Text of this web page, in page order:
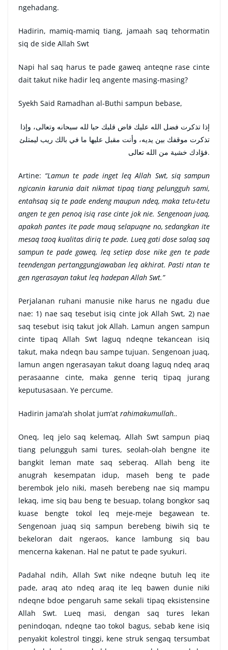
ngehadang.
Hadirin, mamiq-mamiq tiang, jamaah saq tehormatin
siq de side Allah Swt
Napi hal saq harus te pade gaweq anteqne rase cinte
dait takut nike hadir leq angente masing-masing?
Syekh Said Ramadhan al-Buthi sampun bebase,
إذا تذكرت فضل الله عليك فاض قلبك حبا لله سبحانه وتعالى، وإذا
تذكرت موقفك بين يديه، وأنت مقبل عليها ما في بالك ريب ليمتلئ
فؤادك خشية من الله تعالى.
Artine: “Lamun te pade inget leq Allah Swt, siq sampun
ngicanin karunia dait nikmat tipaq tiang pelungguh sami,
entahsaq siq te pade endeng maupun ndeq, maka tetu-tetu
angen te gen penoq isiq rase cinte jok nie. Sengenoan juaq,
apakah pantes ite pade mauq selapuqne no, sedangkan ite
mesaq taoq kualitas diriq te pade. Lueq gati dose salaq saq
sampun te pade gaweq, leq setiep dose nike gen te pade
teendengan pertanggungjawaban leq akhirat. Pasti ntan te
gen ngerasayan takut leq hadepan Allah Swt.”
Perjalanan ruhani manusie nike harus ne ngadu due
nae: 1) nae saq tesebut isiq cinte jok Allah Swt, 2) nae
saq tesebut isiq takut jok Allah. Lamun angen sampun
cinte tipaq Allah Swt laguq ndeqne tekancean isiq
takut, maka ndeqn bau sampe tujuan. Sengenoan juaq,
lamun angen ngerasayan takut doang laguq ndeq araq
perasaanne cinte, maka genne teriq tipaq jurang
keputusasaan. Ye percume.
Hadirin jama’ah sholat jum’at rahimakumullah..
Oneq, leq jelo saq kelemaq, Allah Swt sampun piaq
tiang pelungguh sami tures, seolah-olah bengne ite
bangkit leman mate saq seberaq. Allah beng ite
anugrah kesempatan idup, maseh beng te pade
berembok jelo niki, maseh berebeng nae siq mampu
lekaq, ime siq bau beng te besuap, tolang bongkor saq
kuase bengte tokol leq meje-meje begawean te.
Sengenoan juaq siq sampun berebeng biwih siq te
bekeloran dait ngeraos, kance lambung siq bau
mencerna kakenan. Hal ne patut te pade syukuri.
Padahal ndih, Allah Swt nike ndeqne butuh leq ite
pade, araq ato ndeq araq ite leq bawen dunie niki
ndeqne bdoe pengaruh same sekali tipaq eksistensine
Allah Swt. Lueq masi, dengan saq tures lekan
penindoqan, ndeqne tao tokol bagus, sebab kene isiq
penyakit kolestrol tinggi, kene struk sengaq tersumbat